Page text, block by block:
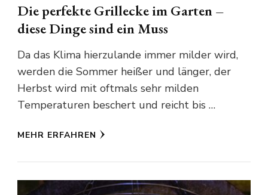
Die perfekte Grillecke im Garten –
diese Dinge sind ein Muss
Da das Klima hierzulande immer milder wird,
werden die Sommer heißer und länger, der
Herbst wird mit oftmals sehr milden
Temperaturen beschert und reicht bis …
MEHR ERFAHREN